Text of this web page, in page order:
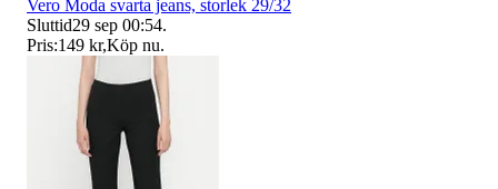
Vero Moda svarta jeans, storlek 29/32
Sluttid29 sep 00:54.
Pris:149 kr,Köp nu.